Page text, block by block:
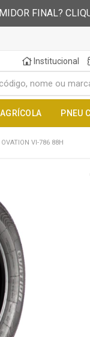
FINAL?
Institucional
PNEU
VI-786 88H